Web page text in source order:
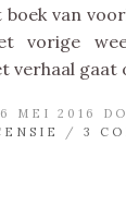
van
vorige
verhaal gaat
MEI 2016
/ 3